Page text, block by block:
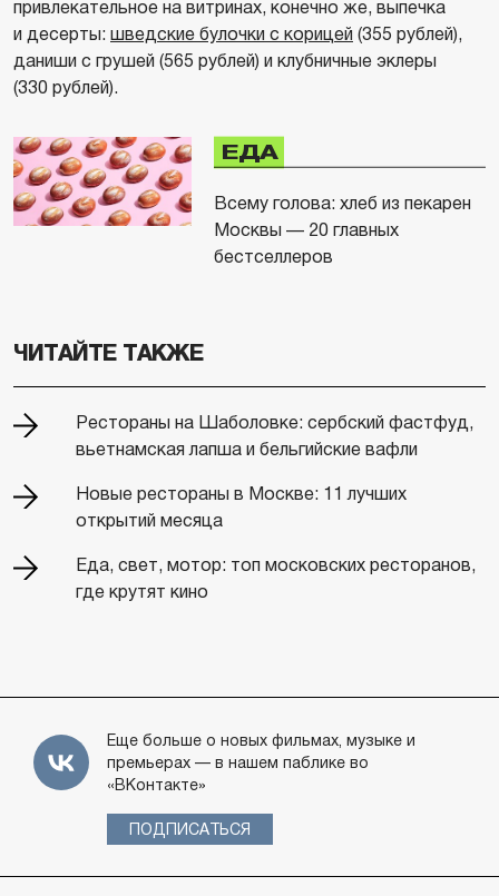
привлекательное на витринах, конечно же, выпечка
и десерты: шведские булочки с корицей (355 рублей),
даниши с грушей (565 рублей) и клубничные эклеры
(330 рублей).
ЕДА
Всему голова: хлеб из пекарен
Москвы — 20 главных
бестселлеров
ЧИТАЙТЕ ТАКЖЕ
Рестораны на Шаболовке: сербский фастфуд,
вьетнамская лапша и бельгийские вафли
Новые рестораны в Москве: 11 лучших
открытий месяца
Еда, свет, мотор: топ московских ресторанов,
где крутят кино
Еще больше о новых фильмах, музыке и
премьерах — в нашем паблике во
«ВКонтакте»
ПОДПИСАТЬСЯ